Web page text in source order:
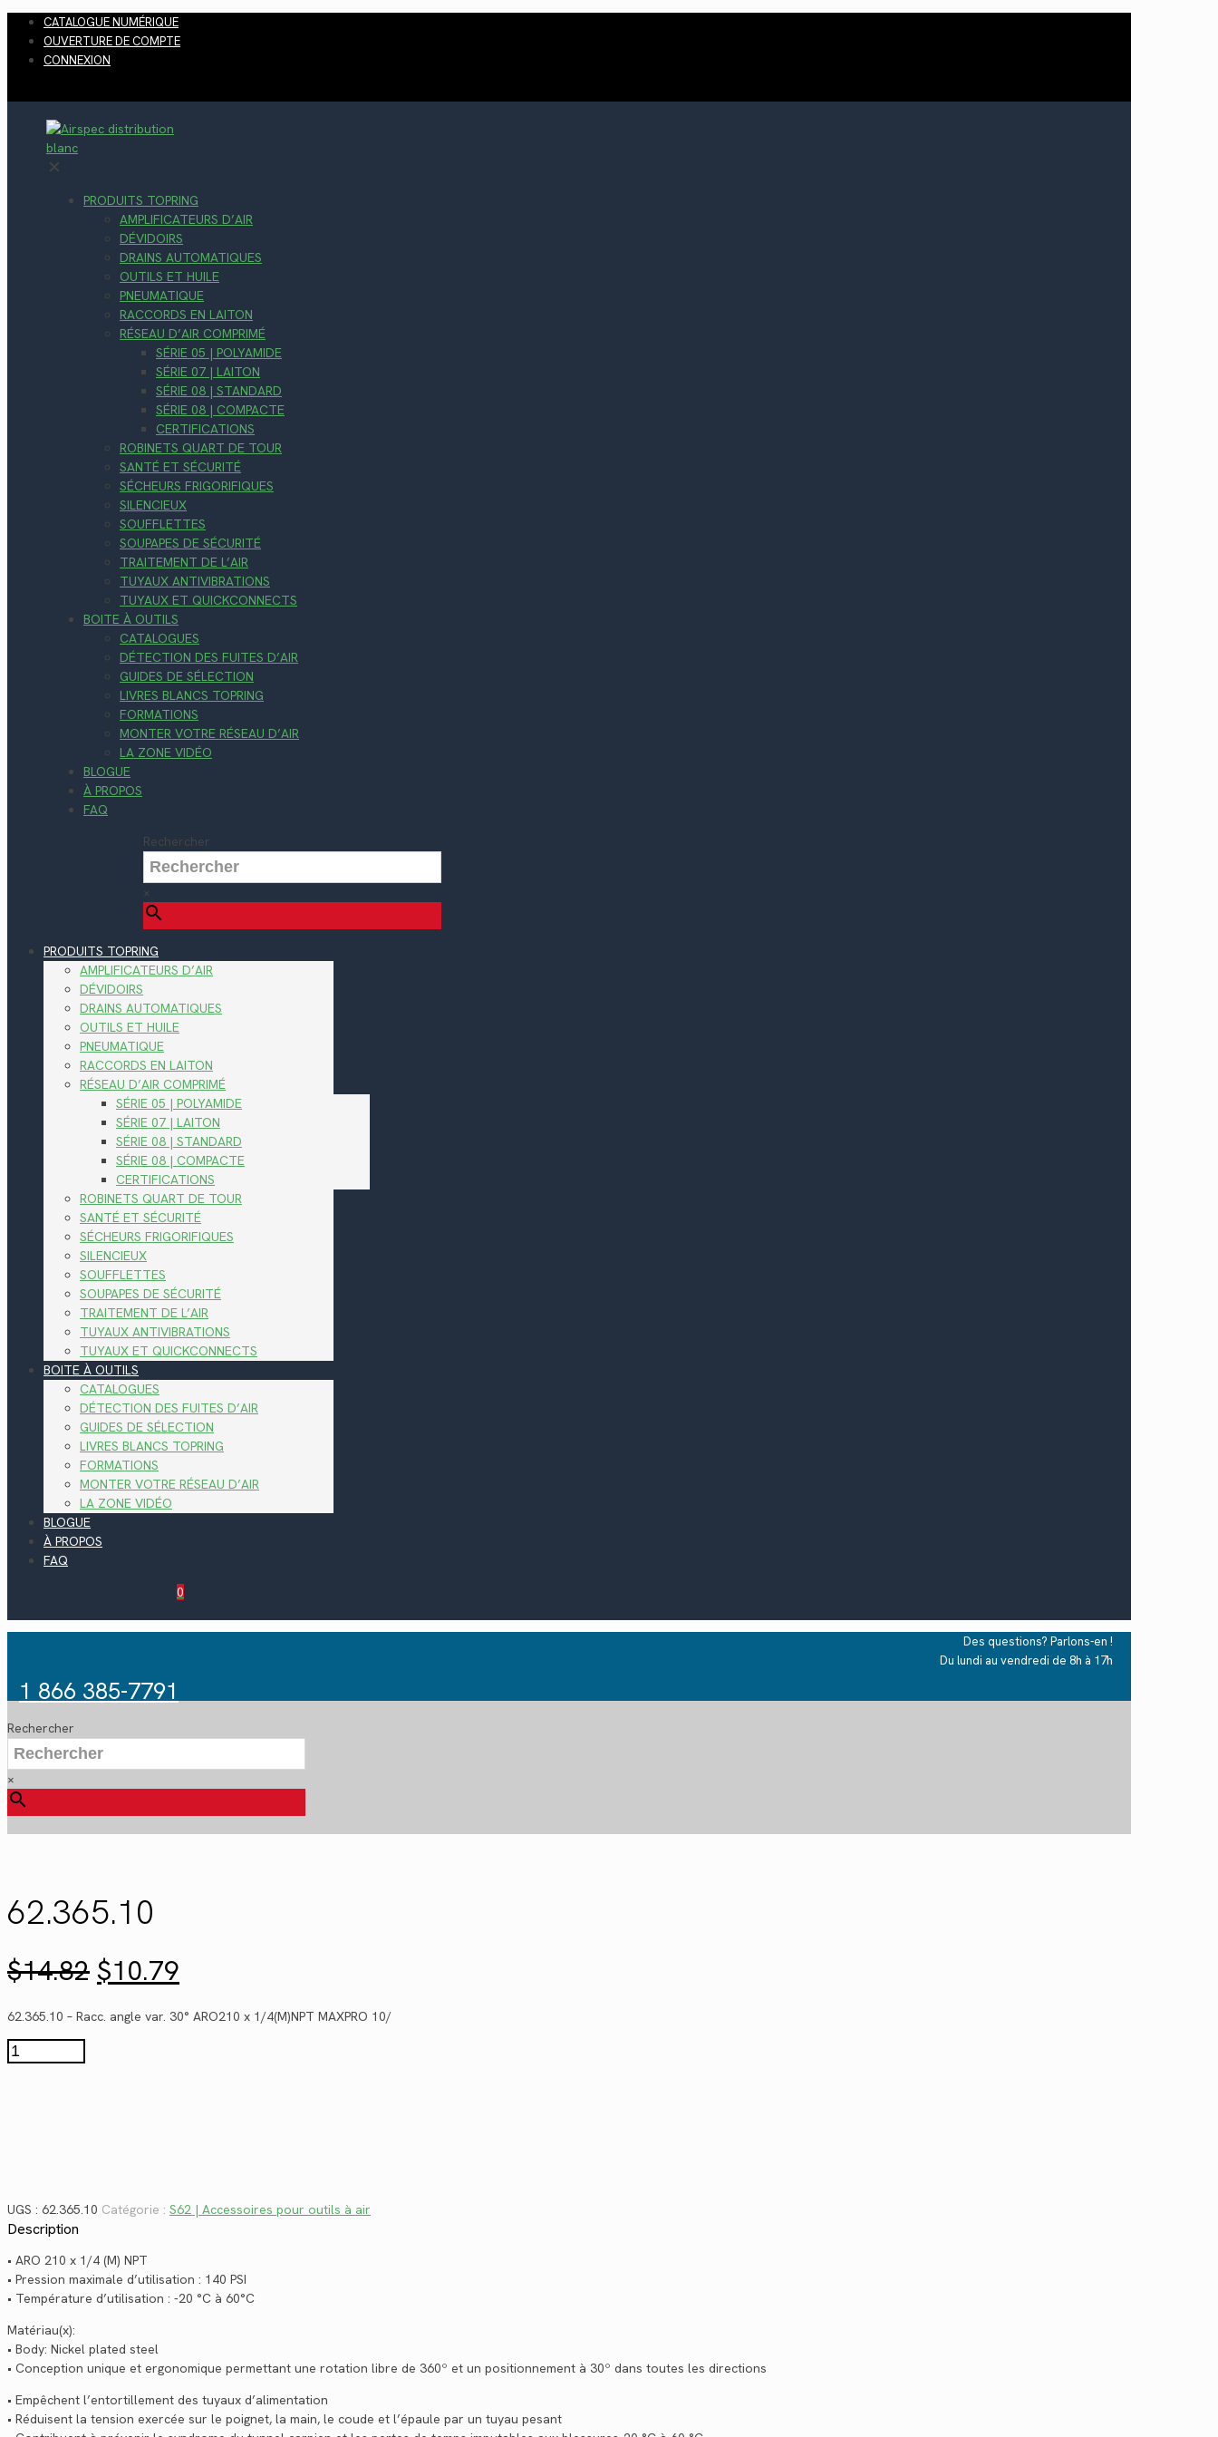
CATALOGUE NUMÉRIQUE
OUVERTURE DE COMPTE
CONNEXION
✕
PRODUITS TOPRING
AMPLIFICATEURS D’AIR
DÉVIDOIRS
DRAINS AUTOMATIQUES
OUTILS ET HUILE
PNEUMATIQUE
RACCORDS EN LAITON
RÉSEAU D’AIR COMPRIMÉ
SÉRIE 05 | POLYAMIDE
SÉRIE 07 | LAITON
SÉRIE 08 | STANDARD
SÉRIE 08 | COMPACTE
CERTIFICATIONS
ROBINETS QUART DE TOUR
SANTÉ ET SÉCURITÉ
SÉCHEURS FRIGORIFIQUES
SILENCIEUX
SOUFFLETTES
SOUPAPES DE SÉCURITÉ
TRAITEMENT DE L’AIR
TUYAUX ANTIVIBRATIONS
TUYAUX ET QUICKCONNECTS
BOITE À OUTILS
CATALOGUES
DÉTECTION DES FUITES D’AIR
GUIDES DE SÉLECTION
LIVRES BLANCS TOPRING
FORMATIONS
MONTER VOTRE RÉSEAU D’AIR
LA ZONE VIDÉO
BLOGUE
À PROPOS
FAQ
Rechercher
×
PRODUITS TOPRING
AMPLIFICATEURS D’AIR
DÉVIDOIRS
DRAINS AUTOMATIQUES
OUTILS ET HUILE
PNEUMATIQUE
RACCORDS EN LAITON
RÉSEAU D’AIR COMPRIMÉ
SÉRIE 05 | POLYAMIDE
SÉRIE 07 | LAITON
SÉRIE 08 | STANDARD
SÉRIE 08 | COMPACTE
CERTIFICATIONS
ROBINETS QUART DE TOUR
SANTÉ ET SÉCURITÉ
SÉCHEURS FRIGORIFIQUES
SILENCIEUX
SOUFFLETTES
SOUPAPES DE SÉCURITÉ
TRAITEMENT DE L’AIR
TUYAUX ANTIVIBRATIONS
TUYAUX ET QUICKCONNECTS
BOITE À OUTILS
CATALOGUES
DÉTECTION DES FUITES D’AIR
GUIDES DE SÉLECTION
LIVRES BLANCS TOPRING
FORMATIONS
MONTER VOTRE RÉSEAU D’AIR
LA ZONE VIDÉO
BLOGUE
À PROPOS
FAQ
0
Des questions? Parlons-en !
Du lundi au vendredi de 8h à 17h
1 866 385-7791
Rechercher
×
62.365.10
$14.82 Le
prix
initial
était :
$10.79
prix
actuel
est :
62.365.10 – Racc. angle var. 30° ARO210 x 1/4(M)NPT MAXPRO 10/
quantité
de
UGS : 62.365.10 Catégorie : S62 | Accessoires pour outils à air
Description
• ARO 210 x 1/4 (M) NPT
• Pression maximale d’utilisation : 140 PSI
• Température d’utilisation : -20 °C à 60°C
Matériau(x):
• Body: Nickel plated steel
• Conception unique et ergonomique permettant une rotation libre de 360º et un positionnement à 30º dans toutes les directions
• Empêchent l’entortillement des tuyaux d’alimentation
• Réduisent la tension exercée sur le poignet, la main, le coude et l’épaule par un tuyau pesant